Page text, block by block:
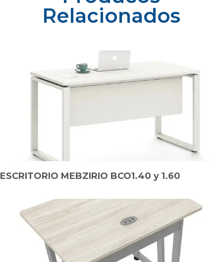
Relacionados
ESCRITORIO MEBZIRIO BCO1.40 y 1.60